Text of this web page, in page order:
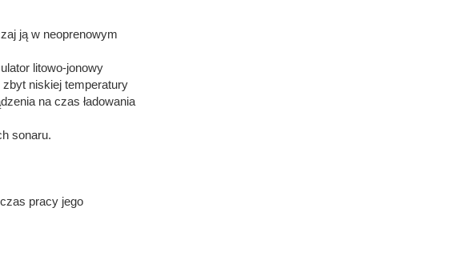
ją w neoprenowym
litowo-jonowy
zbyt niskiej temperatury
na czas ładowania
sonaru.
pracy jego